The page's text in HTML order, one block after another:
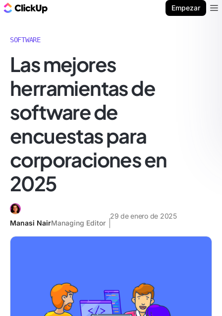
Empezar
SOFTWARE
Las mejores
herramientas de
software de
encuestas para
corporaciones en
2025
Manasi NairManaging Editor
29 de enero de 2025